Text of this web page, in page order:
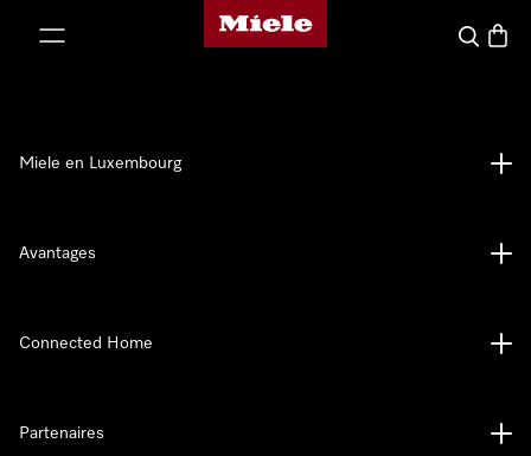
Page d'accueil de Miele
Panier
Miele en Luxembourg
Avantages
Connected Home
Partenaires